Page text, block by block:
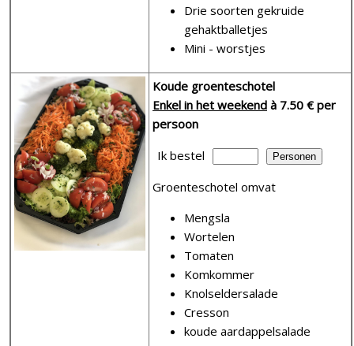
Drie soorten gekruide
gehaktballetjes
Mini - worstjes
Koude groenteschotel
Enkel in het weekend à 7.50 € per
persoon
Ik bestel
Groenteschotel omvat
Mengsla
Wortelen
Tomaten
Komkommer
Knolseldersalade
Cresson
koude aardappelsalade